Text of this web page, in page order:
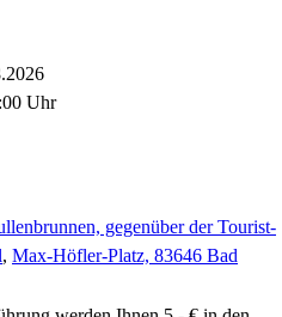
Uhr
gegenüber der Tourist-
, Max-Höfler-Platz, 83646 Bad